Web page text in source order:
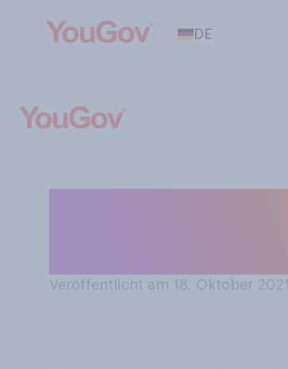
DE
Veröffentlicht am 18. Oktober 2021